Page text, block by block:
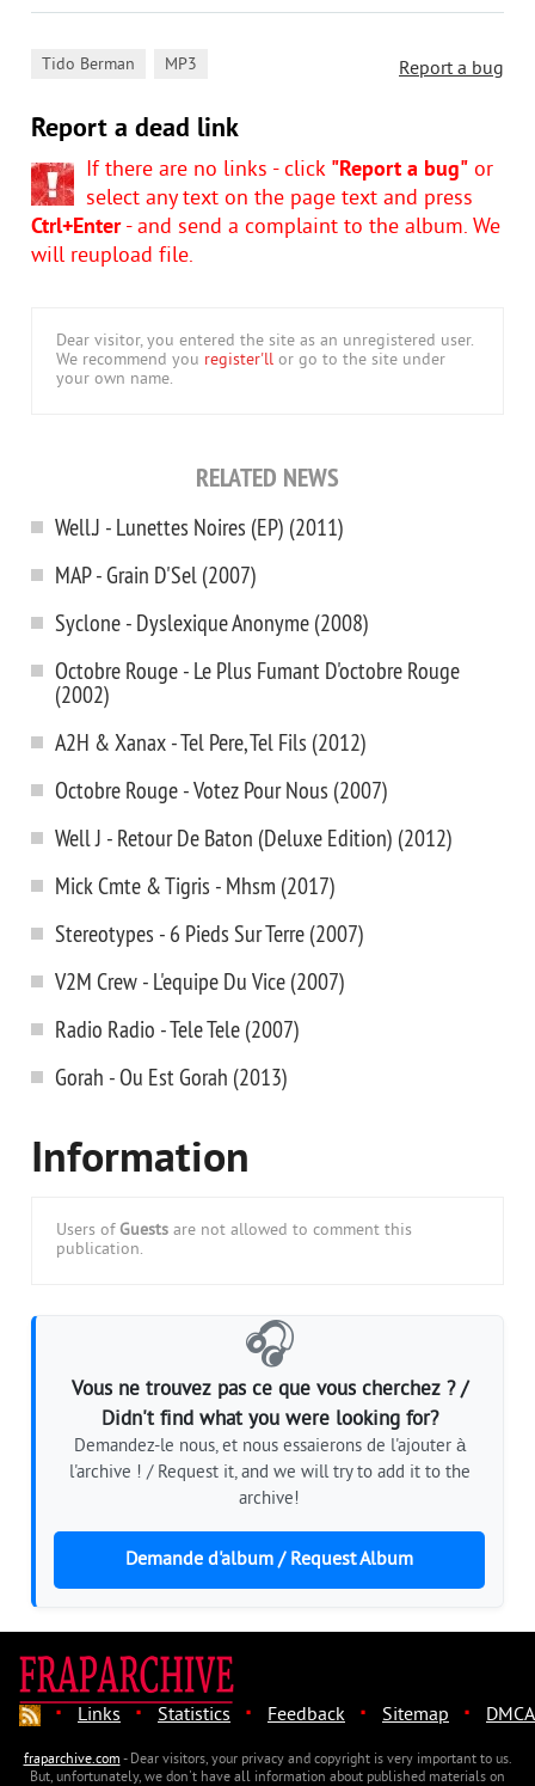
Report a bug
Tido Berman MP3
Report a dead link
If there are no links - click "Report a bug" or
select any text on the page text and press
Ctrl+Enter- and send a complaint to the album. We
will reupload file.
Dear visitor, you entered the site as an unregistered user.
We recommend you register'll or go to the site under
your own name.
RELATED NEWS
Well.J - Lunettes Noires (EP) (2011)
MAP - Grain D'Sel (2007)
Syclone - Dyslexique Anonyme (2008)
Octobre Rouge - Le Plus Fumant D'octobre Rouge
(2002)
A2H & Xanax - Tel Pere, Tel Fils (2012)
Octobre Rouge - Votez Pour Nous (2007)
Well J - Retour De Baton (Deluxe Edition) (2012)
Mick Cmte & Tigris - Mhsm (2017)
Stereotypes - 6 Pieds Sur Terre (2007)
V2M Crew - L'equipe Du Vice (2007)
Radio Radio - Tele Tele (2007)
Gorah - Ou Est Gorah (2013)
Information
Users of Guests are not allowed to comment this
publication.
🎧
Vous ne trouvez pas ce que vous cherchez ? /
Didn't find what you were looking for?
Demandez-le nous, et nous essaierons de l'ajouter à
l'archive ! / Request it, and we will try to add it to the
archive!
Demande d'album / Request Album
· Links · Statistics · Feedback · Sitemap · DMCA
fraparchive.com- Dear visitors, your privacy and copyright is very important to us.
But, unfortunately, we don't have all information about published materials on